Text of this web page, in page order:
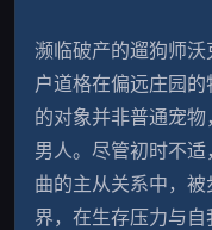
濒临破产的遛狗师
户道格在偏远庄园
的对象并非普通宠
男人。尽管初时不
曲的主从关系中，
界，在生存压力与